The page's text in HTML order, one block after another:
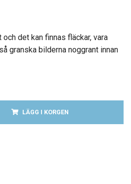
det kan finnas fläckar, vara
granska bilderna noggrant innan
LÄGG I KORGEN